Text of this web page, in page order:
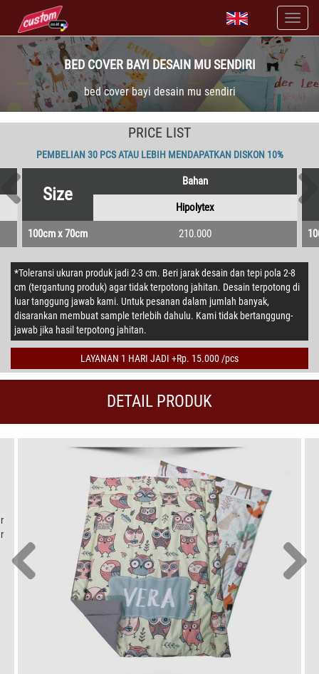
BED COVER BAYI DESAIN MU SENDIRI
bed cover bayi desain mu sendiri
PRICE LIST
PEMBELIAN 30 PCS ATAU LEBIH MENDAPATKAN DISKON 10%
Size
Bahan
Hipolytex
100cm x 70cm 210.000
*Toleransi ukuran produk jadi 2-3 cm. Beri jarak desain dan tepi pola 2-8
cm (tergantung produk) agar tidak terpotong jahitan. Desain terpotong di
luar tanggung jawab kami. Untuk pesanan dalam jumlah banyak,
disarankan membuat sample terlebih dahulu. Kami tidak bertanggung-
jawab jika hasil terpotong jahitan.
LAYANAN 1 HARI JADI +Rp. 15.000 /pcs
DETAIL PRODUK